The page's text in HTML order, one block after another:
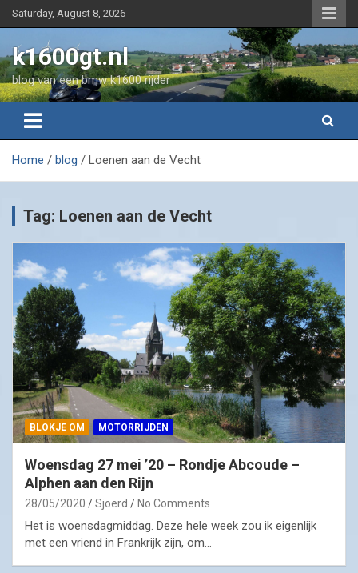
Skip
to
Saturday, August 8, 2026
k1600gt.nl
blog van een bmw k1600 rijder
Home blog Loenen aan de Vecht
Tag: Loenen aan de Vecht
BLOKJE OM MOTORRIJDEN
Woensdag 27 mei ’20 – Rondje Abcoude –
Alphen aan den Rijn
28/05/2020 Sjoerd No Comments
Het is woensdagmiddag. Deze hele week zou ik eigenlijk
met een vriend in Frankrijk zijn, om…